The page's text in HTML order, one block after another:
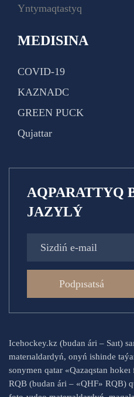
Yntymaqtastyq
MEDISINA
COVID-19
KAZNADC
GREEN PUCK
Qujattar
AQPARATTYQ
JAZYLÝ
Podpısatsá
Icehockey.kz (budan ári – Saıt)
materıaldardyń, onyń ishinde
sonymen qatar «Qazaqstan hokeı
RQB (budan ári – «QHF» RQB)